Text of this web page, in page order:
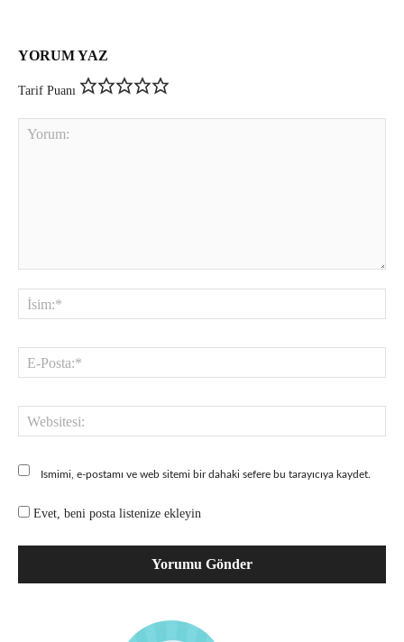
YORUM YAZ
Tarif Puanı
Ismimi, e-postamı ve web sitemi bir dahaki sefere bu tarayıcıya kaydet.
Evet, beni posta listenize ekleyin